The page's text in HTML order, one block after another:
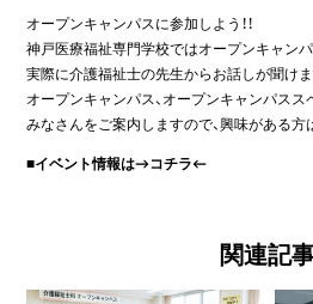
オープンキャンパスに参加しよう！！
神戸医療福祉専門学校ではオープンキャン
実際に介護福祉士の先生からお話しが聞け
オープンキャンパス、オープンキャンパス
みなさんをご案内しますので、興味がある方
■イベント情報は→コチラ←
関連記